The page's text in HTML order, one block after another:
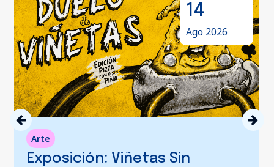
14
Ago 2026
Sin
Apuntes Para